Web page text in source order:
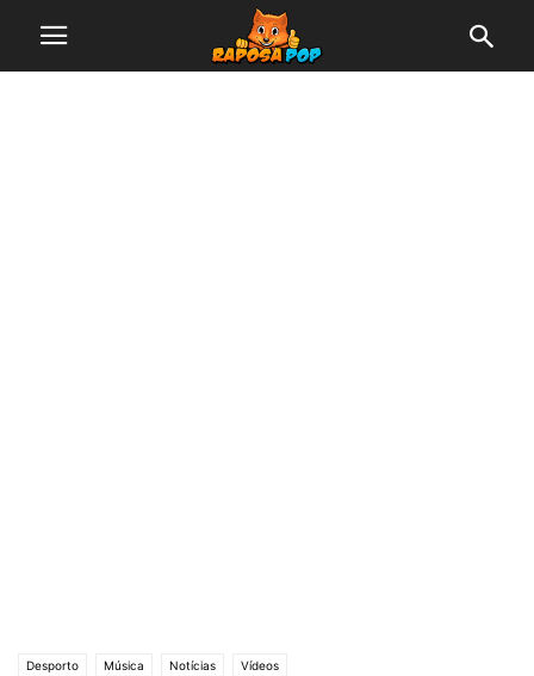
Desporto Música Notícias Vídeos